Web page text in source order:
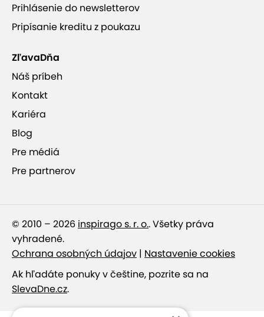
Prihlásenie do newsletterov
Pripísanie kreditu z poukazu
ZľavaDňa
Náš príbeh
Kontakt
Kariéra
Blog
Pre médiá
Pre partnerov
© 2010 – 2026 inspirago s. r. o.. Všetky práva
vyhradené.
Ochrana osobných údajov | Nastavenie cookies
Ak hľadáte ponuky v češtine, pozrite sa na
SlevaDne.cz.